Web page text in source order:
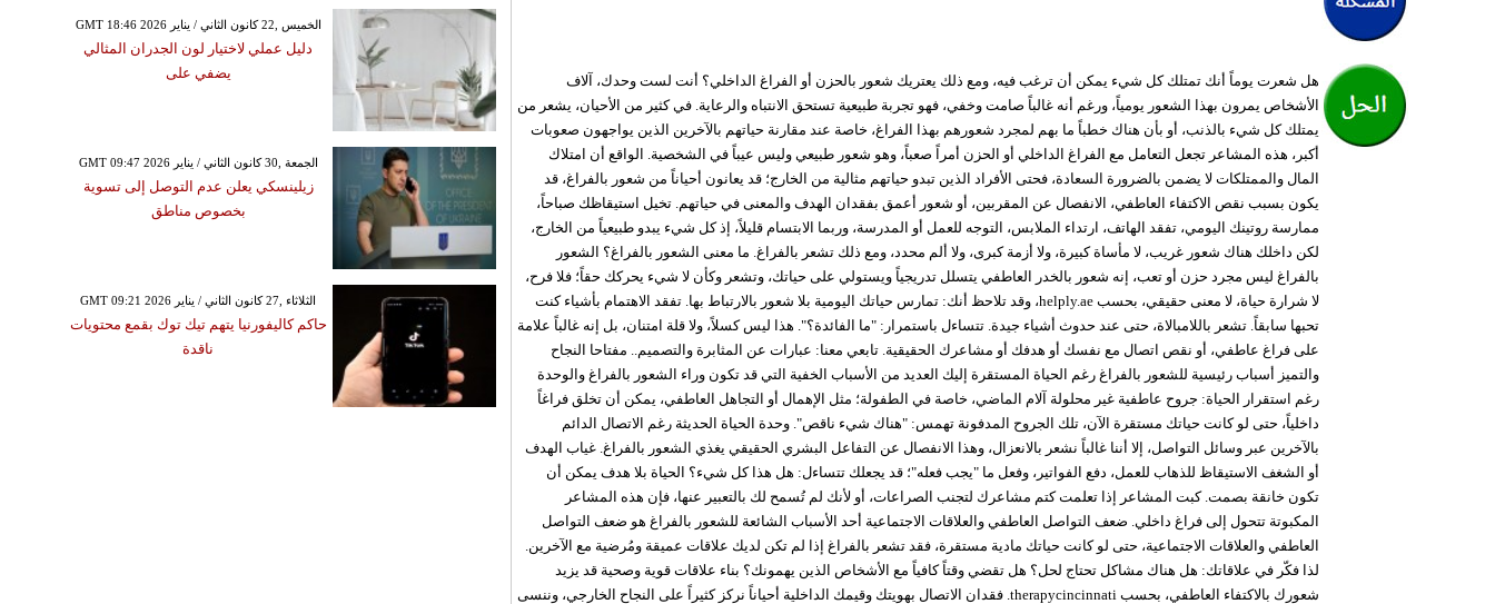
هل شعرت يوماً أنك تمتلك كل شيء يمكن أن ترغب فيه، ومع ذلك يعتريك شعور بالحزن أو الفراغ الداخلي؟ أنت لست وحدك، آلاف
الأشخاص يمرون بهذا الشعور يومياً، ورغم أنه غالباً صامت وخفي، فهو تجربة طبيعية تستحق الانتباه والرعاية. في كثير من الأحيان، يشعر من
يمتلك كل شيء بالذنب، أو بأن هناك خطباً ما بهم لمجرد شعورهم بهذا الفراغ، خاصة عند مقارنة حياتهم بالآخرين الذين يواجهون صعوبات
أكبر، هذه المشاعر تجعل التعامل مع الفراغ الداخلي أو الحزن أمراً صعباً، وهو شعور طبيعي وليس عيباً في الشخصية. الواقع أن امتلاك
المال والممتلكات لا يضمن بالضرورة السعادة، فحتى الأفراد الذين تبدو حياتهم مثالية من الخارج؛ قد يعانون أحياناً من شعور بالفراغ، قد
يكون بسبب نقص الاكتفاء العاطفي، الانفصال عن المقربين، أو شعور أعمق بفقدان الهدف والمعنى في حياتهم. تخيل استيقاظك صباحاً،
ممارسة روتينك اليومي، تفقد الهاتف، ارتداء الملابس، التوجه للعمل أو المدرسة، وربما الابتسام قليلاً، إذ كل شيء يبدو طبيعياً من الخارج،
لكن داخلك هناك شعور غريب، لا مأساة كبيرة، ولا أزمة كبرى، ولا ألم محدد، ومع ذلك تشعر بالفراغ. ما معنى الشعور بالفراغ؟ الشعور
بالفراغ ليس مجرد حزن أو تعب، إنه شعور بالخدر العاطفي يتسلل تدريجياً ويستولي على حياتك، وتشعر وكأن لا شيء يحركك حقاً؛ فلا فرح،
لا شرارة حياة، لا معنى حقيقي، بحسب helply.ae، وقد تلاحظ أنك: تمارس حياتك اليومية بلا شعور بالارتباط بها. تفقد الاهتمام بأشياء كنت
تحبها سابقاً. تشعر باللامبالاة، حتى عند حدوث أشياء جيدة. تتساءل باستمرار: "ما الفائدة؟". هذا ليس كسلاً، ولا قلة امتنان، بل إنه غالباً علامة
على فراغ عاطفي، أو نقص اتصال مع نفسك أو هدفك أو مشاعرك الحقيقية. تابعي معنا: عبارات عن المثابرة والتصميم.. مفتاحا النجاح
والتميز أسباب رئيسية للشعور بالفراغ رغم الحياة المستقرة إليك العديد من الأسباب الخفية التي قد تكون وراء الشعور بالفراغ والوحدة
رغم استقرار الحياة: جروح عاطفية غير محلولة آلام الماضي، خاصة في الطفولة؛ مثل الإهمال أو التجاهل العاطفي، يمكن أن تخلق فراغاً
داخلياً، حتى لو كانت حياتك مستقرة الآن، تلك الجروح المدفونة تهمس: "هناك شيء ناقص". وحدة الحياة الحديثة رغم الاتصال الدائم
بالآخرين عبر وسائل التواصل، إلا أننا غالباً نشعر بالانعزال، وهذا الانفصال عن التفاعل البشري الحقيقي يغذي الشعور بالفراغ. غياب الهدف
أو الشغف الاستيقاظ للذهاب للعمل، دفع الفواتير، وفعل ما "يجب فعله"؛ قد يجعلك تتساءل: هل هذا كل شيء؟ الحياة بلا هدف يمكن أن
تكون خانقة بصمت. كبت المشاعر إذا تعلمت كتم مشاعرك لتجنب الصراعات، أو لأنك لم تُسمح لك بالتعبير عنها، فإن هذه المشاعر
المكبوتة تتحول إلى فراغ داخلي. ضعف التواصل العاطفي والعلاقات الاجتماعية أحد الأسباب الشائعة للشعور بالفراغ هو ضعف التواصل
العاطفي والعلاقات الاجتماعية، حتى لو كانت حياتك مادية مستقرة، فقد تشعر بالفراغ إذا لم تكن لديك علاقات عميقة ومُرضية مع الآخرين.
لذا فكّر في علاقاتك: هل هناك مشاكل تحتاج لحل؟ هل تقضي وقتاً كافياً مع الأشخاص الذين يهمونك؟ بناء علاقات قوية وصحية قد يزيد
شعورك بالاكتفاء العاطفي، بحسب therapycincinnati. فقدان الاتصال بهويتك وقيمك الداخلية أحياناً نركز كثيراً على النجاح الخارجي، وننسى
GMT 18:46 2026 الخميس ,22 كانون الثاني / يناير
دليل عملي لاختيار لون الجدران المثالي
يضفي على
GMT 09:47 2026 الجمعة ,30 كانون الثاني / يناير
زيلينسكي يعلن عدم التوصل إلى تسوية
بخصوص مناطق
GMT 09:21 2026 الثلاثاء ,27 كانون الثاني / يناير
حاكم كاليفورنيا يتهم تيك توك بقمع محتويات
ناقدة